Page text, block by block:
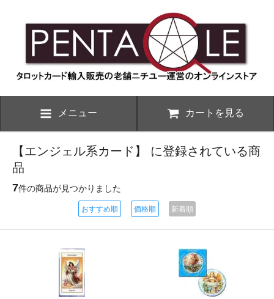
メニュー カートを見る
【エンジェル系カード】 に登録されている商
品
7件の商品が見つかりました
おすすめ順 価格順 新着順